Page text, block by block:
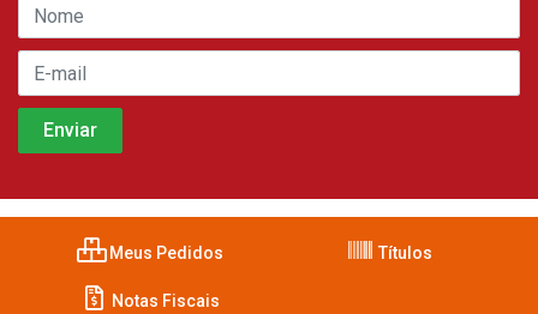
Meus Pedidos Títulos
Notas Fiscais